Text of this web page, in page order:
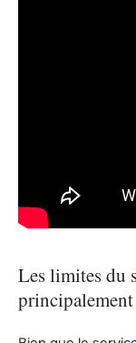
Les limites du